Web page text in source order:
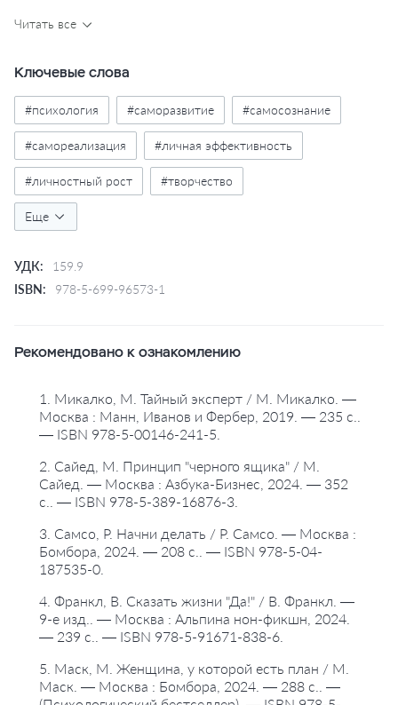
ощущения, узнать, что он вкладывал в тот или иной
на многие вопросы, мучающие творческих людей.
гениальные идеи, как удерживать вдохновение, как
взаимодействовать с коллегами. "Поймать большую
рыбу" - безусловно, одна из самых незаурядных
книг о творчестве. И одна из самых полезных.
Читать все
Ключевые слова
#психология #саморазвитие #самосознание
#самореализация #личная эффективность
#личностный рост #творчество
#творческое мышление
Еще
УДК:
159.9
ISBN:
978-5-699-96573-1
Рекомендовано к ознакомлению
1. Микалко, М. Тайный эксперт / М. Микалко. —
Москва : Манн, Иванов и Фербер, 2019. — 235 с..
— ISBN 978-5-00146-241-5.
2. Сайед, М. Принцип "черного ящика" / М.
Сайед. — Москва : Азбука-Бизнес, 2024. — 352
с.. — ISBN 978-5-389-16876-3.
3. Самсо, Р. Начни делать / Р. Самсо. — Москва :
Бомбора, 2024. — 208 с.. — ISBN 978-5-04-
187535-0.
4. Франкл, В. Сказать жизни "Да!" / В. Франкл. —
9-е изд.. — Москва : Альпина нон-фикшн, 2024.
— 239 с.. — ISBN 978-5-91671-838-6.
5. Маск, М. Женщина, у которой есть план / М.
Маск. — Москва : Бомбора, 2024. — 288 с.. —